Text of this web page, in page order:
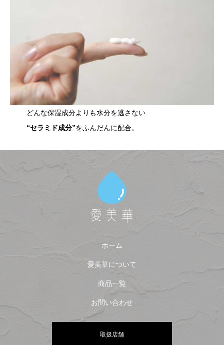
どんな保湿成分よりも水分を逃さない
“セラミド成分”をふんだんに配合。
ホーム
愛美華について
商品一覧
お問い合わせ
取扱店舗